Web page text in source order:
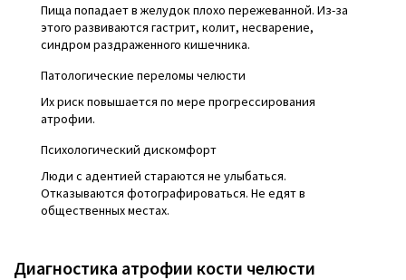
Пища попадает в желудок плохо пережеванной. Из-за
этого развиваются гастрит, колит, несварение,
синдром раздраженного кишечника.
Патологические переломы челюсти
Их риск повышается по мере прогрессирования
атрофии.
Психологический дискомфорт
Люди с адентией стараются не улыбаться.
Отказываются фотографироваться. Не едят в
общественных местах.
Диагностика атрофии кости челюсти